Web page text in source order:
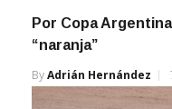
Por Copa
“naranja”
ByAdrián Hernández